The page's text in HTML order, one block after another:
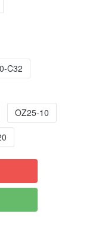
C32
OZ25-10